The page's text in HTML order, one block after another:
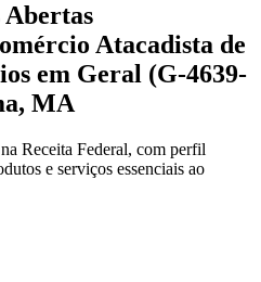
Abertas
Atacadista de
em Geral (G-4639-
MA
Receita Federal, com perfil
e serviços essenciais ao